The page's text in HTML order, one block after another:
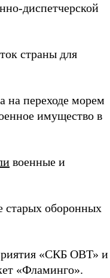
диспетчерской
страны для
на переходе морем
имущество в
военные и
старых оборонных
«СКБ ОВТ» и
«Фламинго».